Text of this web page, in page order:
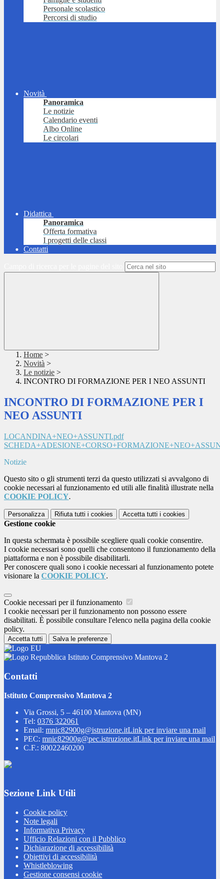
Personale scolastico
Percorsi di studio
Novità
Panoramica
Le notizie
Calendario eventi
Albo Online
Le circolari
Didattica
Panoramica
Offerta formativa
I progetti delle classi
Contatti
Home >
Novità >
Le notizie >
INCONTRO DI FORMAZIONE PER I NEO ASSUNTI
INCONTRO DI FORMAZIONE PER I
NEO ASSUNTI
LOCANDINA+NEO+ASSUNTI.pdf
Notizie
Questo sito o gli strumenti terzi da questo utilizzati si avvalgono di
cookie necessari al funzionamento ed utili alle finalità illustrate nella
COOKIE POLICY.
Personalizza Rifiuta tutti i cookies Accetta tutti i cookies
Gestione cookie
In questa schermata è possibile scegliere quali cookie consentire.
I cookie necessari sono quelli che consentono il funzionamento della
piattaforma e non è possibile disabilitarli.
Per conoscere quali sono i cookie necessari al funzionamento potete
visionare la COOKIE POLICY.
Cookie necessari per il funzionamento
I cookie necessari per il funzionamento non possono essere
disabilitati. È possibile consultare l'elenco nella pagina della cookie
policy.
Accetta tutti Salva le preferenze
Istituto Comprensivo Mantova 2
Contatti
Istituto Comprensivo Mantova 2
Via Grossi, 5 – 46100 Mantova (MN)
Tel: 0376 322061
Email: mnic82900g@istruzione.itLink per inviare una mail
PEC: mnic82900g@pec.istruzione.itLink per inviare una mail
C.F.: 80022460200
Sezione Link Utili
Cookie policy
Note legali
Informativa Privacy
Ufficio Relazioni con il Pubblico
Dichiarazione di accessibilità
Obiettivi di accessibilità
Whistleblowing
Gestione consensi cookie